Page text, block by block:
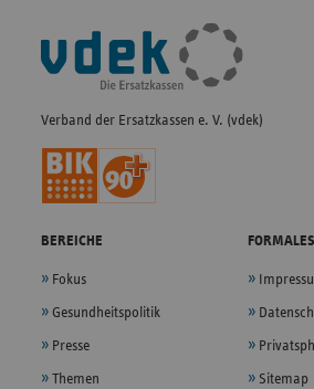
Fußleisten-
Navigation
Verband der Ersatzkassen e. V. (vdek)
BEREICHE
Fokus
Gesundheitspolitik
Presse
Themen
FORMALES
Sitemap